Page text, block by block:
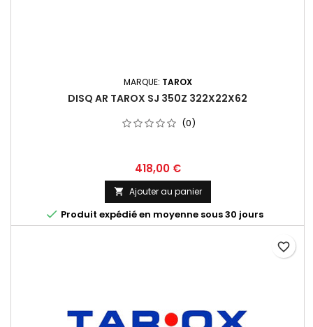
MARQUE: TAROX
DISQ AR TAROX SJ 350Z 322X22X62
(0)
Prix
418,00 €
 Ajouter au panier
 Produit expédié en moyenne sous 30 jours
favorite_border